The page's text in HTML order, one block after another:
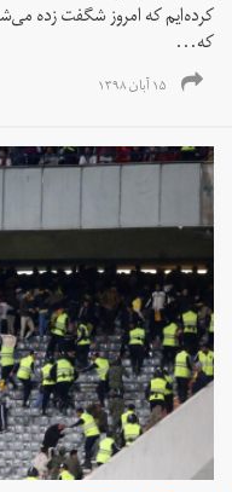
کرده‌ایم که امروز شگفت زده
که...
۱۵ آبان ۱۳۹۸